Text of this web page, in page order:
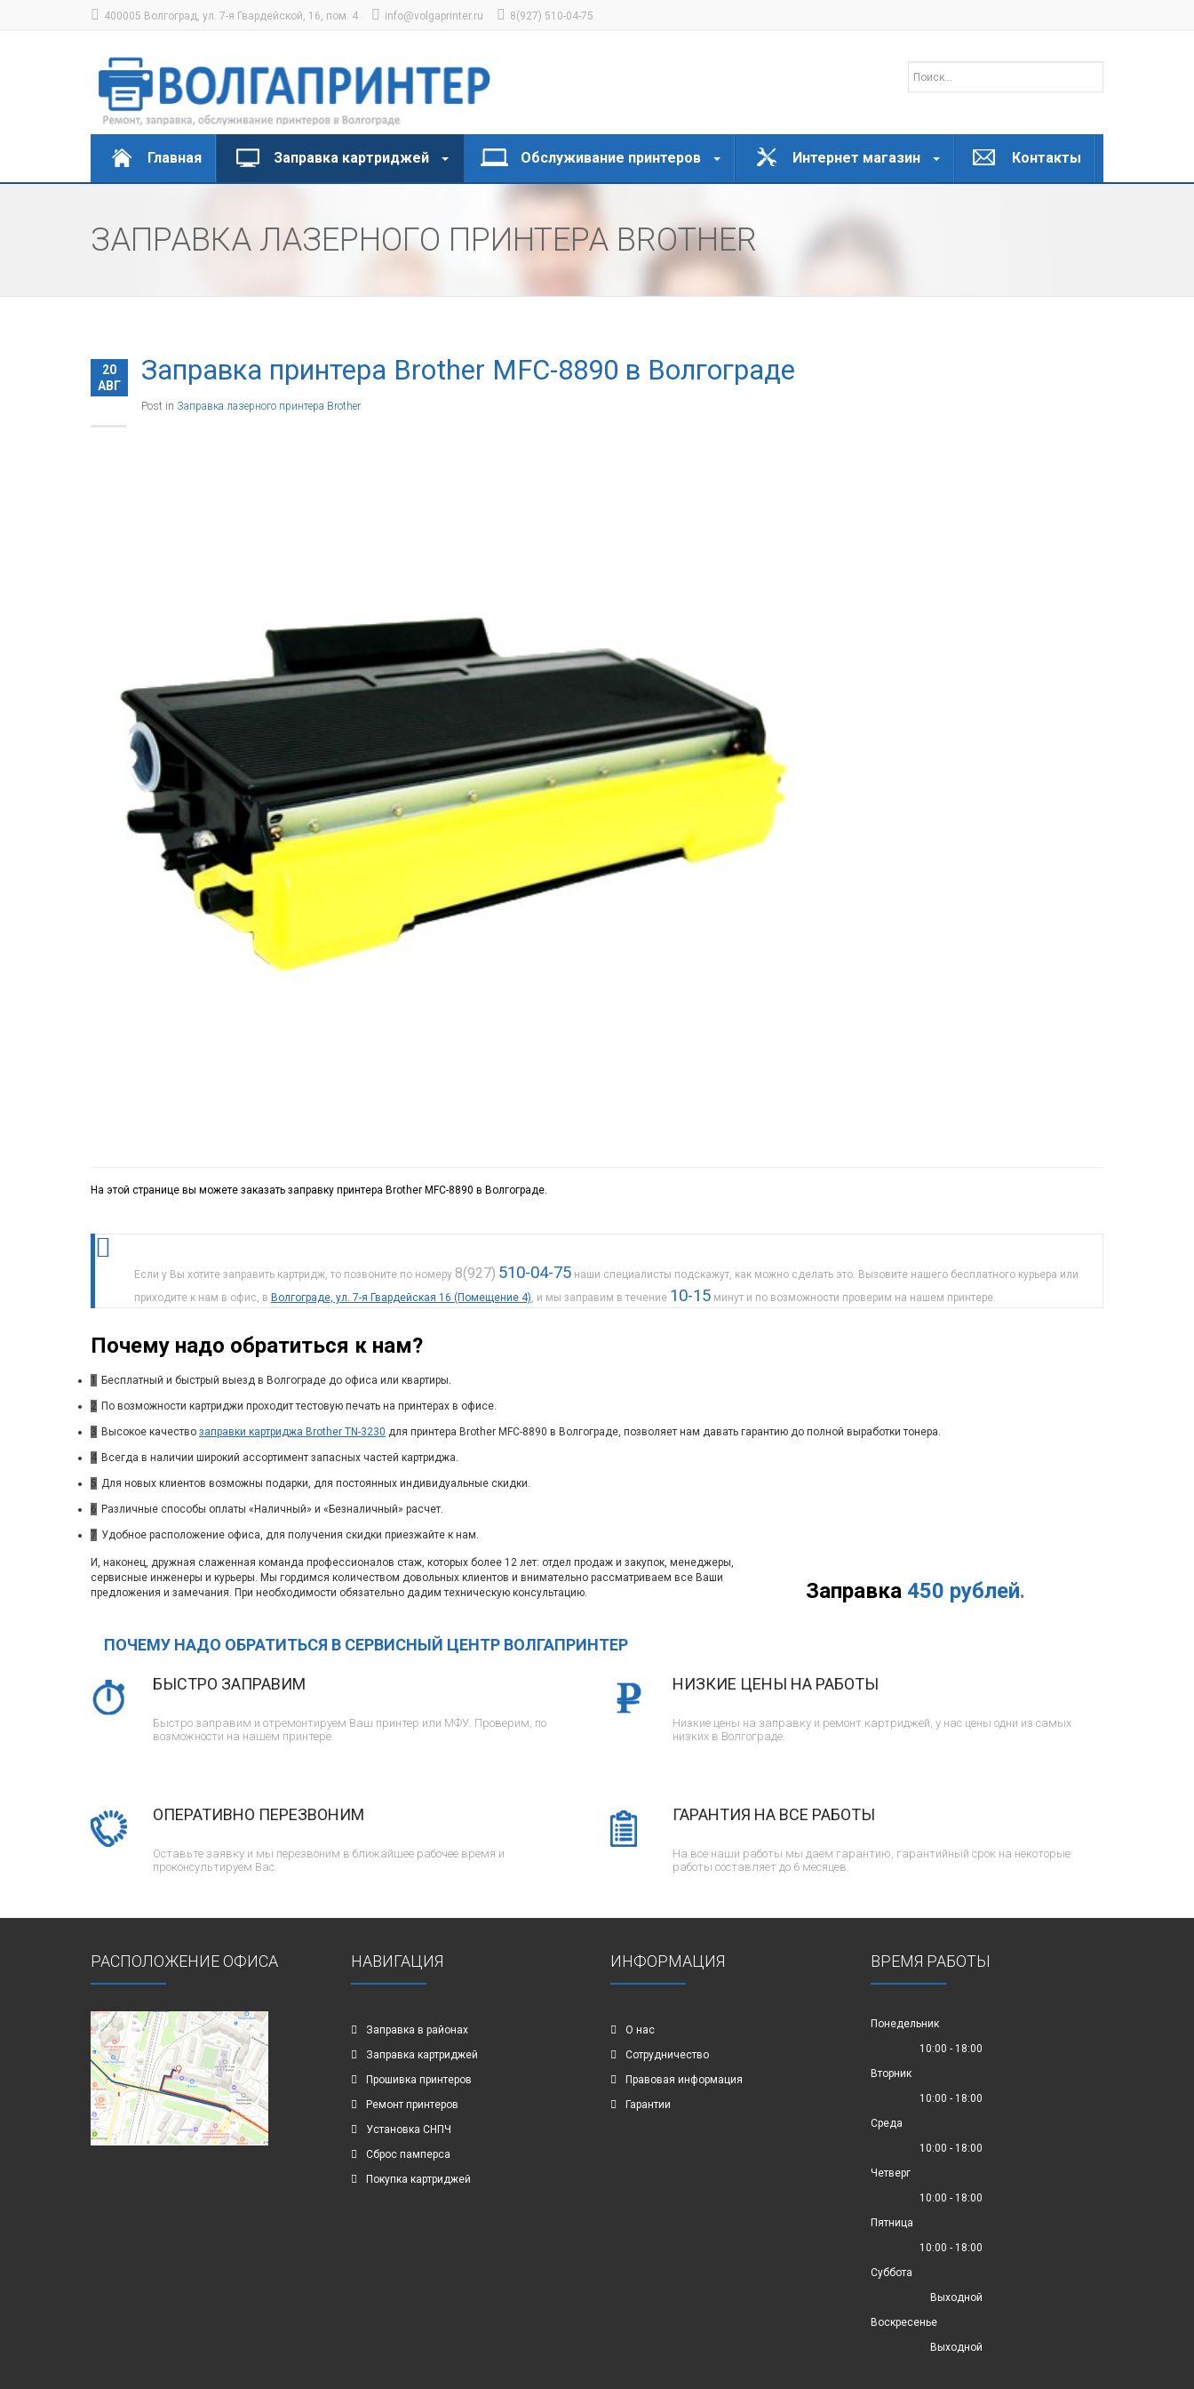
400005 Волгоград, ул. 7-я Гвардейской, 16, пом. 4 info@volgaprinter.ru 8(927) 510-04-75
Главная Заправка картриджей Обслуживание принтеров Интернет магазин Контакты
ЗАПРАВКА ЛАЗЕРНОГО ПРИНТЕРА BROTHER
20
АВГ
Заправка принтера Brother MFC-8890 в Волгограде
Post in Заправка лазерного принтера Brother
На этой странице вы можете заказать заправку принтера Brother MFC-8890 в Волгограде.
Если у Вы хотите заправить картридж, то позвоните по номеру 8(927) 510-04-75 наши специалисты подскажут, как можно сделать это. Вызовите нашего бесплатного курьера или
приходите к нам в офис, в Волгограде, ул. 7-я Гвардейская 16 (Помещение 4), и мы заправим в течение 10-15 минут и по возможности проверим на нашем принтере.
Почему надо обратиться к нам?
1 Бесплатный и быстрый выезд в Волгограде до офиса или квартиры.
2 По возможности картриджи проходит тестовую печать на принтерах в офисе.
3 Высокое качество заправки картриджа Brother TN-3230 для принтера Brother MFC-8890 в Волгограде, позволяет нам давать гарантию до полной выработки тонера.
4 Всегда в наличии широкий ассортимент запасных частей картриджа.
5 Для новых клиентов возможны подарки, для постоянных индивидуальные скидки.
6 Различные способы оплаты «Наличный» и «Безналичный» расчет.
7 Удобное расположение офиса, для получения скидки приезжайте к нам.
Заправка 450 рублей.
И, наконец, дружная слаженная команда профессионалов стаж, которых более 12 лет: отдел продаж и закупок, менеджеры,
сервисные инженеры и курьеры. Мы гордимся количеством довольных клиентов и внимательно рассматриваем все Ваши
предложения и замечания. При необходимости обязательно дадим техническую консультацию.
ПОЧЕМУ НАДО ОБРАТИТЬСЯ В СЕРВИСНЫЙ ЦЕНТР ВОЛГАПРИНТЕР
БЫСТРО ЗАПРАВИМ
Быстро заправим и отремонтируем Ваш принтер или МФУ. Проверим, по
возможности на нашем принтере.
ОПЕРАТИВНО ПЕРЕЗВОНИМ
Оставьте заявку и мы перезвоним в ближайшее рабочее время и
проконсультируем Вас.
НИЗКИЕ ЦЕНЫ НА РАБОТЫ
Низкие цены на заправку и ремонт картриджей, у нас цены одни из самых
низких в Волгограде.
ГАРАНТИЯ НА ВСЕ РАБОТЫ
На все наши работы мы даем гарантию, гарантийный срок на некоторые
работы составляет до 6 месяцев.
РАСПОЛОЖЕНИЕ ОФИСА НАВИГАЦИЯ
Заправка в районах
Заправка картриджей
Прошивка принтеров
Ремонт принтеров
Установка СНПЧ
Сброс памперса
Покупка картриджей
ИНФОРМАЦИЯ
О нас
Сотрудничество
Правовая информация
Гарантии
ВРЕМЯ РАБОТЫ
Понедельник
10:00 - 18:00
Вторник
10:00 - 18:00
Среда
10:00 - 18:00
Четверг
10:00 - 18:00
Пятница
10:00 - 18:00
Суббота
Выходной
Воскресенье
Выходной